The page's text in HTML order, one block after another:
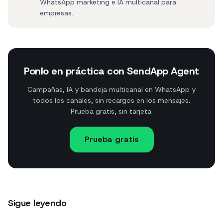
empresas.
Ponlo en práctica con SendApp Agent
Campañas, IA y bandeja multicanal en WhatsApp y
todos los canales, sin recargos en los mensajes.
Prueba gratis, sin tarjeta.
Prueba gratis
Sigue leyendo